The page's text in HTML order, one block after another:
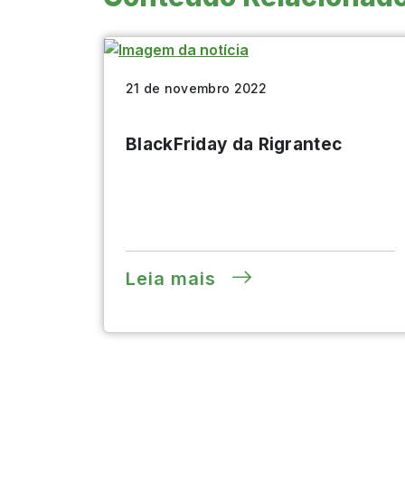
21 de novembro 2022
BlackFriday da Rigrantec
Leia mais